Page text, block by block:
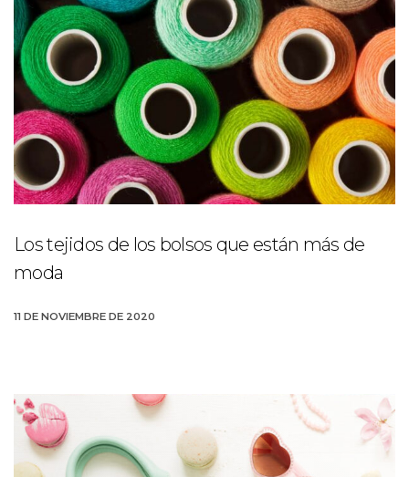
Los tejidos de los bolsos que están más de
moda
11 DE NOVIEMBRE DE 2020